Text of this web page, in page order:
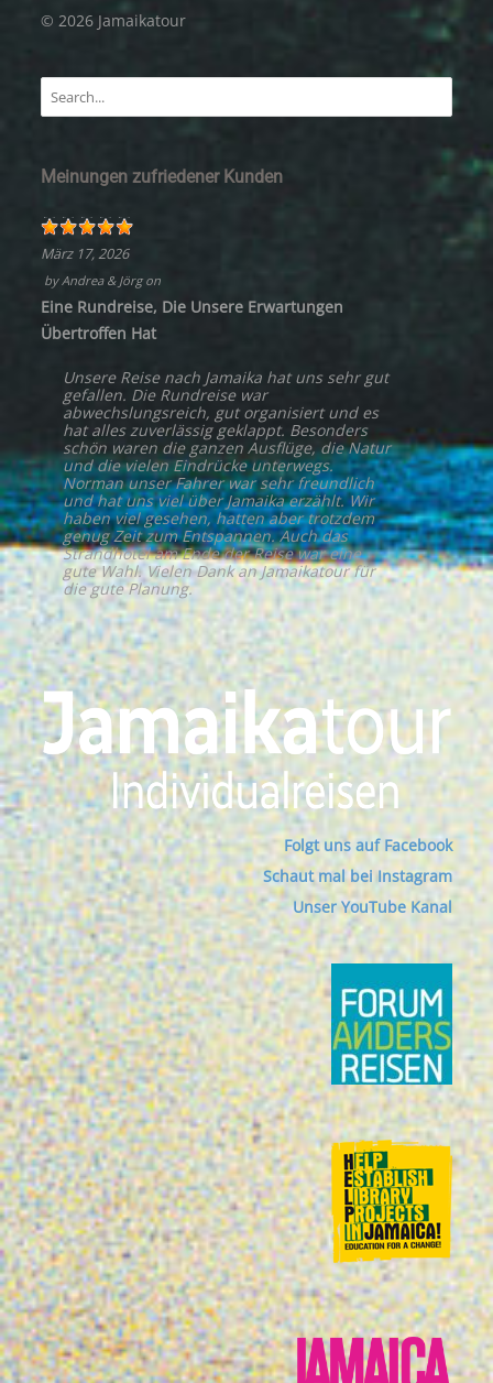
© 2026 Jamaikatour
Meinungen zufriedener Kunden
März 17, 2026
by Andrea & Jörgon
Eine Rundreise, Die Unsere Erwartungen
Übertroffen Hat
Unsere Reise nach Jamaika hat uns sehr gut
gefallen. Die Rundreise war
abwechslungsreich, gut organisiert und es
hat alles zuverlässig geklappt. Besonders
schön waren die ganzen Ausflüge, die Natur
und die vielen Eindrücke unterwegs.
Norman unser Fahrer war sehr freundlich
und hat uns viel über Jamaika erzählt. Wir
haben viel gesehen, hatten aber trotzdem
genug Zeit zum Entspannen. Auch das
Strandhotel am Ende der Reise war eine
gute Wahl. Vielen Dank an Jamaikatour für
die gute Planung.
Folgt uns auf Facebook
Schaut mal bei Instagram
Unser YouTube Kanal